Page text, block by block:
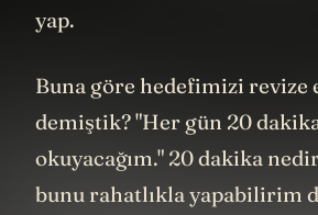
yap.
Buna göre hedefimizi revize
demiştik? "Her gün 20
okuyacağım." 20 dakika
bunu rahatlıkla yapabilirim